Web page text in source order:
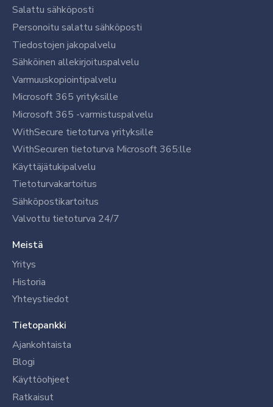
Salattu sähköposti
Personoitu salattu sähköposti
Tiedostojen jakopalvelu
Sähköinen allekirjoituspalvelu
Varmuuskopiointipalvelu
Microsoft 365 yrityksille
Microsoft 365 -varmistuspalvelu
WithSecure tietoturva yrityksille
WithSecuren tietoturva Microsoft 365:lle
Käyttäjätukipalvelu
Tietoturvakartoitus
Sähköpostikartoitus
Valvottu tietoturva 24/7
Meistä
Yritys
Historia
Yhteystiedot
Tietopankki
Ajankohtaista
Blogi
Käyttöohjeet
Ratkaisut